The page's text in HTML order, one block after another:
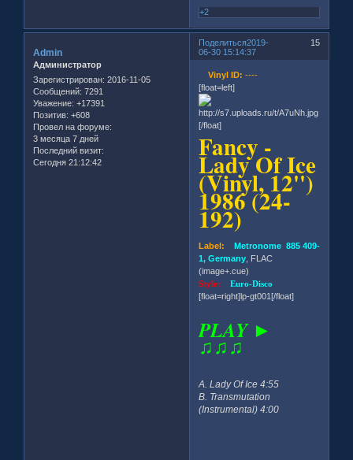
+2
Поделиться 15
2019-
06-30 15:14:37
Admin
Администратор
Зарегистрирован: 2016-11-05
Сообщений: 7291
Уважение: +17391
Позитив: +608
Провел на форуме:
3 месяца 7 дней
Последний визит:
Сегодня 21:12:42
Vinyl ID: ----
[float=left]
[/float]
Fancy -
Lady Of Ice
(Vinyl, 12'')
1986 (24-
192)
Label: Metronome 885 409-
1, Germany, FLAC
(image+.cue)
Style:Euro-Disco
[float=right]lp-gt001[/float]
PLAY ►
♫♫♫
A. Lady Of Ice 4:55
B. Transmutation
(Instrumental) 4:00